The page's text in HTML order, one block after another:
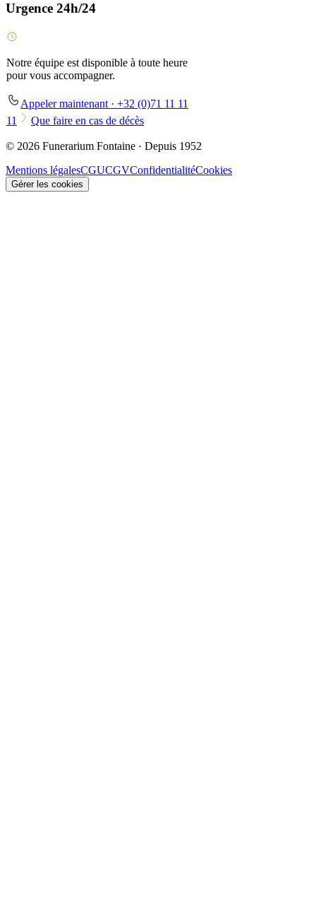
Urgence 24h/24
Notre équipe est disponible à toute heure
pour vous accompagner.
Appeler maintenant · +32 (0)71 11 11
11
Que faire en cas de décès
© 2026 Funerarium Fontaine · Depuis 1952
Mentions légalesCGUCGVConfidentialitéCookies
Gérer les cookies